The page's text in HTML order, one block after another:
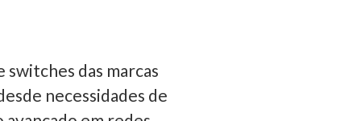
switches das marcas
necessidades de